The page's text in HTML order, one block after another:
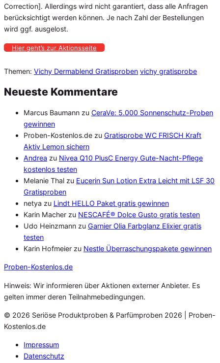
Correction]. Allerdings wird nicht garantiert, dass alle Anfragen
berücksichtigt werden können. Je nach Zahl der Bestellungen
wird ggf. ausgelost.
Hier geht’s zur Aktionsseite
Themen: Vichy Dermablend Gratisproben vichy gratisprobe
Neueste Kommentare
Marcus Baumann zu CeraVe: 5.000 Sonnenschutz-Proben
gewinnen
Proben-Kostenlos.de zu Gratisprobe WC FRISCH Kraft
Aktiv Lemon sichern
Andrea zu Nivea Q10 PlusC Energy Gute-Nacht-Pflege
kostenlos testen
Melanie Thal zu Eucerin Sun Lotion Extra Leicht mit LSF 30
Gratisproben
netya zu Lindt HELLO Paket gratis gewinnen
Karin Macher zu NESCAFÉ® Dolce Gusto gratis testen
Udo Heinzmann zu Garnier Olia Farbglanz Elixier gratis
testen
Karin Hofmeier zu Nestle Überraschungspakete gewinnen
Proben-Kostenlos.de
Hinweis: Wir informieren über Aktionen externer Anbieter. Es
gelten immer deren Teilnahmebedingungen.
© 2026 Seriöse Produktproben & Parfümproben 2026 | Proben-
Kostenlos.de
Impressum
Datenschutz